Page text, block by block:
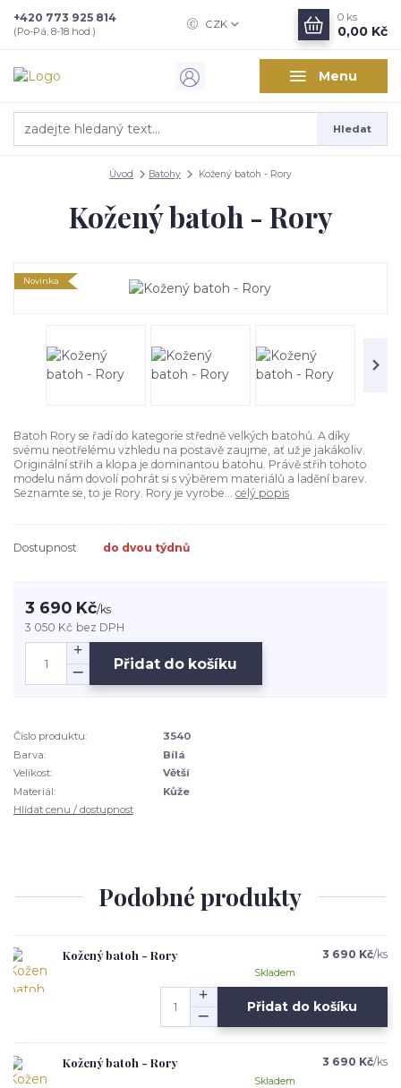
Menu
CZK
Hledat
+420 773 925 814
(Po-Pá, 8-18 hod.)
0 ks
0,00 Kč
Úvod Batohy Kožený batoh - Rory
Kožený batoh - Rory
Novinka
Batoh Rory se řadí do kategorie středně velkých batohů. A díky
svému neotřelému vzhledu na postavě zaujme, ať už je jakákoliv.
Originální střih a klopa je dominantou batohu. Právě střih tohoto
modelu nám dovolí pohrát si s výběrem materiálů a ladění barev.
Seznamte se, to je Rory. Rory je vyrobe... celý popis
Dostupnost do dvou týdnů
3 690 Kč/ks
3 050 Kč bez DPH
Přidat do košíku
Číslo produktu:
3540
Barva:
Bílá
Velikost:
Větší
Materiál:
Kůže
Hlídat cenu / dostupnost
Podobné produkty
Kožený batoh - Rory 3 690 Kč/ks
Skladem
Přidat do košíku
Kožený batoh - Rory 3 690 Kč/ks
Skladem